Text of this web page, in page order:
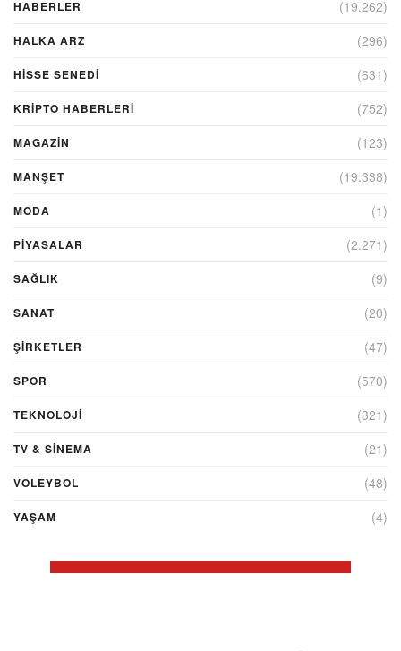
HABERLER (19.262)
HALKA ARZ (296)
HİSSE SENEDİ (631)
KRIPTO HABERLERI (752)
MAGAZİN (123)
MANŞET (19.338)
MODA (1)
PİYASALAR (2.271)
SAĞLIK (9)
SANAT (20)
ŞIRKETLER (47)
SPOR (570)
TEKNOLOJİ (321)
TV & SINEMA (21)
VOLEYBOL (48)
YAŞAM (4)